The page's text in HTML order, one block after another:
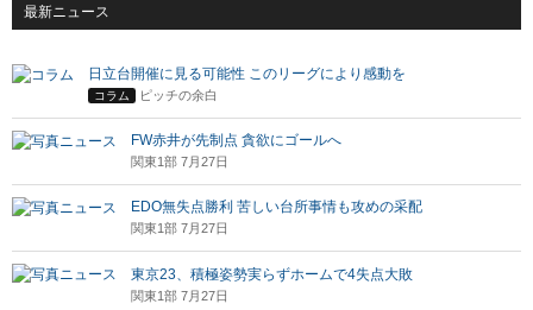
最新ニュース
日立台開催に見る可能性 このリーグにより感動を
コラム ピッチの余白
FW赤井が先制点 貪欲にゴールへ
関東1部 7月27日
EDO無失点勝利 苦しい台所事情も攻めの采配
関東1部 7月27日
東京23、積極姿勢実らずホームで4失点大敗
関東1部 7月27日